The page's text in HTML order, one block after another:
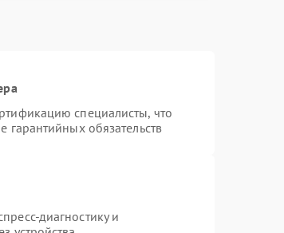
специалисты, что
гарантийных обязательств
диагностику и